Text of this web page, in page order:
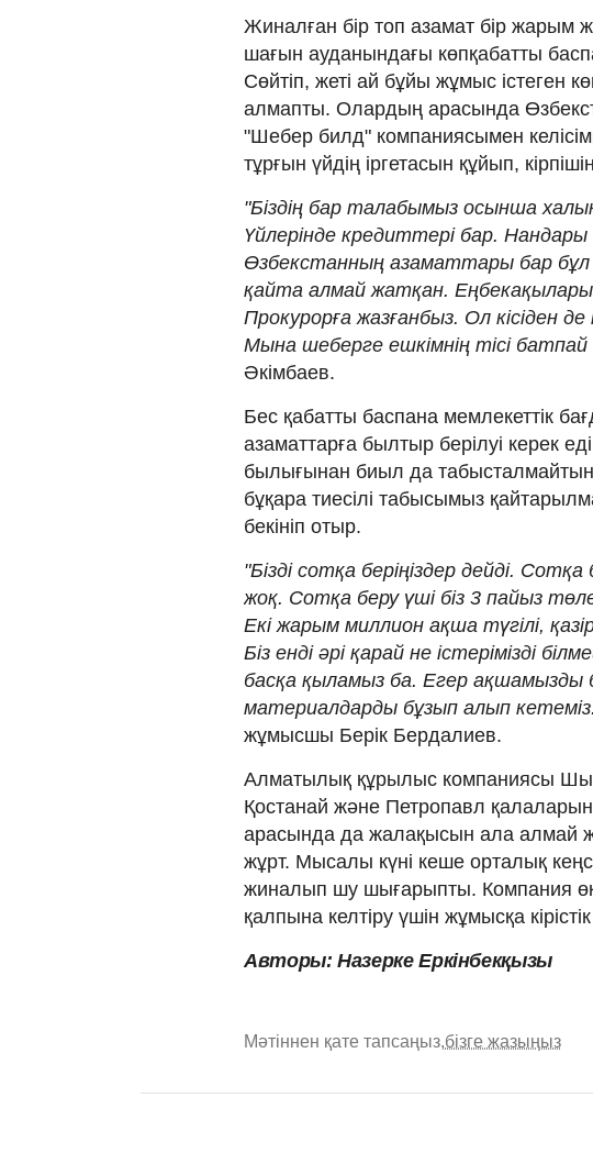
Жиналған бір топ азамат бір жарым
шағын ауданындағы көпқабатты
Сөйтіп, жеті ай бұйы жұмыс істеген
алмапты. Олардың арасында
"Шебер билд" компаниясымен
тұрғын үйдің іргетасын құйып,
"Біздің бар талабымыз осынша
Үйлерінде кредиттері бар.
Өзбекстанның азаматтары бар бұл
қайта алмай жатқан.
Прокурорға жазғанбыз. Ол кісіден
Мына шеберге ешкімнің тісі
Әкімбаев.
Бес қабатты баспана мемлекеттік
азаматтарға былтыр берілуі керек
былығынан биыл да
бұқара тиесілі табысымыз
бекініп отыр.
"Бізді сотқа беріңіздер дейді.
жоқ. Сотқа беру үші біз 3 пайыз
Екі жарым миллион ақша түгілі,
Біз енді әрі қарай не істерімізді
басқа қыламыз ба. Егер ақшамызды
материалдарды бұзып алып
жұмысшы Берік Бердалиев.
Алматылық құрылыс компаниясы
Қостанай және Петропавл
арасында да жалақысын ала алмай
жұрт. Мысалы күні кеше орталық
жиналып шу шығарыпты. Компания
қалпына келтіру үшін жұмысқа
Авторы: Назерке Еркінбекқызы
Мәтіннен қате тапсаңыз,бізге жазыңыз